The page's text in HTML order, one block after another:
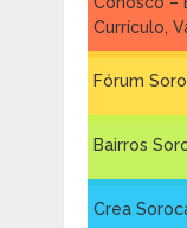
Currículo,
Fórum
Bairros
Crea